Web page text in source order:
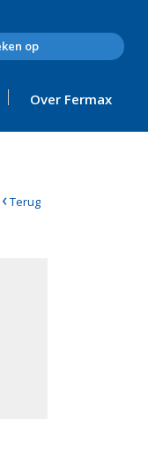
Over Fermax
‹Terug